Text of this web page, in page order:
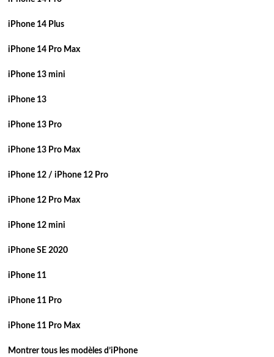
iPhone 14 Plus
iPhone 14 Pro Max
iPhone 13 mini
iPhone 13
iPhone 13 Pro
iPhone 13 Pro Max
iPhone 12 / iPhone 12 Pro
iPhone 12 Pro Max
iPhone 12 mini
iPhone SE 2020
iPhone 11
iPhone 11 Pro
iPhone 11 Pro Max
Montrer tous les modèles d’iPhone